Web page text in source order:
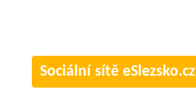
Sociální sítě eSlezsko.cz